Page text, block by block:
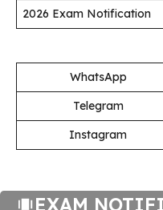
2026 Exam Notification
WhatsApp
Telegram
Instagram
EXAM